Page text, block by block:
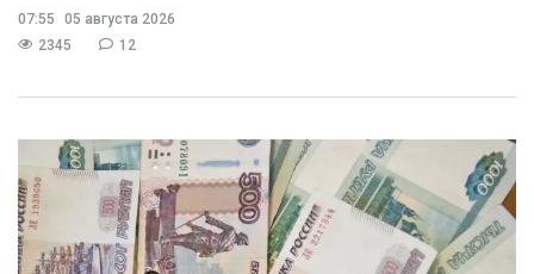
07:55
05 августа 2026
2345
12